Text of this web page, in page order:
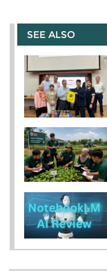
e
b
o
o
k
t
r
SEE ALSO